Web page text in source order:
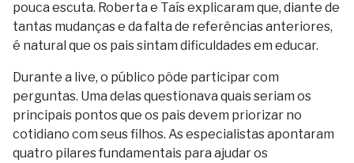
pouca escuta. Roberta e Taís explicaram que, diante de
tantas mudanças e da falta de referências anteriores,
é natural que os pais sintam dificuldades em educar.
Durante a live, o público pôde participar com
perguntas. Uma delas questionava quais seriam os
principais pontos que os pais devem priorizar no
cotidiano com seus filhos. As especialistas apontaram
quatro pilares fundamentais para ajudar os